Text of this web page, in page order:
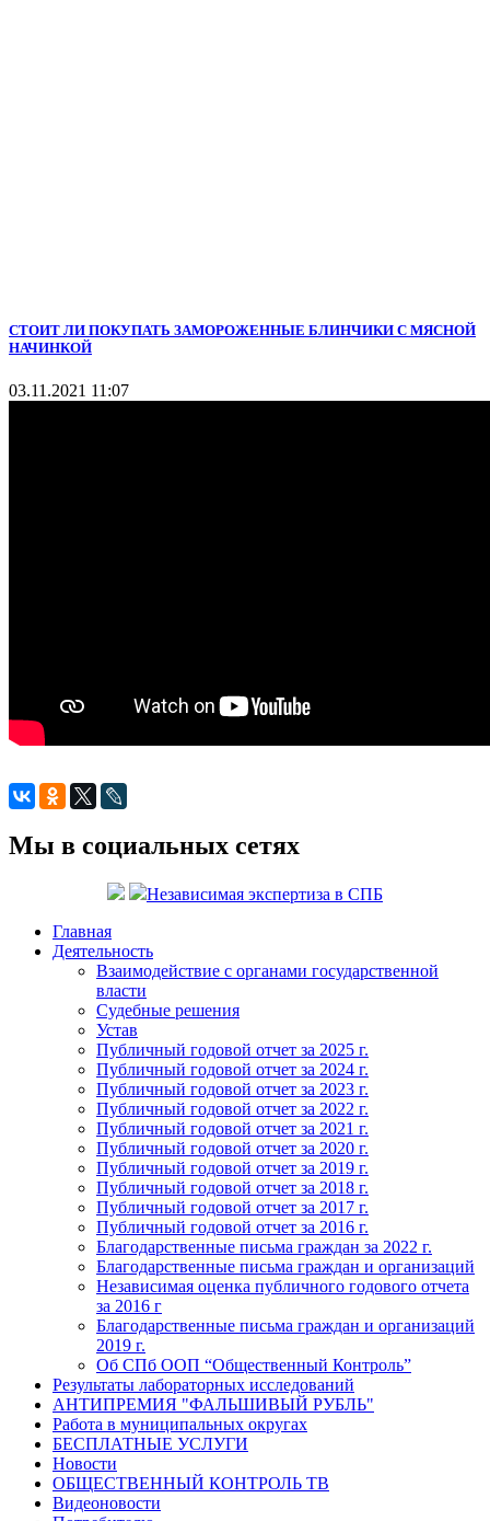
СТОИТ ЛИ ПОКУПАТЬ ЗАМОРОЖЕННЫЕ БЛИНЧИКИ С МЯСНОЙ
НАЧИНКОЙ
03.11.2021 11:07
Мы в социальных сетях
Независимая экспертиза в СПБ
Главная
Деятельность
Взаимодействие с органами государственной
власти
Судебные решения
Устав
Публичный годовой отчет за 2025 г.
Публичный годовой отчет за 2024 г.
Публичный годовой отчет за 2023 г.
Публичный годовой отчет за 2022 г.
Публичный годовой отчет за 2021 г.
Публичный годовой отчет за 2020 г.
Публичный годовой отчет за 2019 г.
Публичный годовой отчет за 2018 г.
Публичный годовой отчет за 2017 г.
Публичный годовой отчет за 2016 г.
Благодарственные письма граждан за 2022 г.
Благодарственные письма граждан и организаций
Независимая оценка публичного годового отчета
за 2016 г
Благодарственные письма граждан и организаций
2019 г.
Об СПб ООП “Общественный Контроль”
Результаты лабораторных исследований
АНТИПРЕМИЯ "ФАЛЬШИВЫЙ РУБЛЬ"
Работа в муниципальных округах
БЕСПЛАТНЫЕ УСЛУГИ
Новости
ОБЩЕСТВЕННЫЙ КОНТРОЛЬ ТВ
Видеоновости